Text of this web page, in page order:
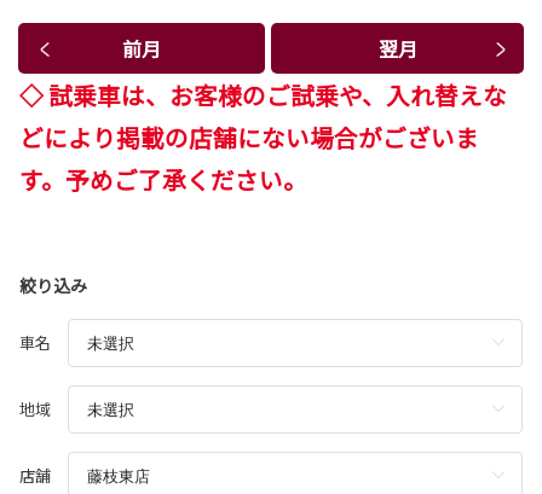
前月 翌月
◇ 試乗車は、お客様のご試乗や、入れ替えな
どにより掲載の店舗にない場合がございま
す。予めご了承ください。
絞り込み
車名
地域
店舗